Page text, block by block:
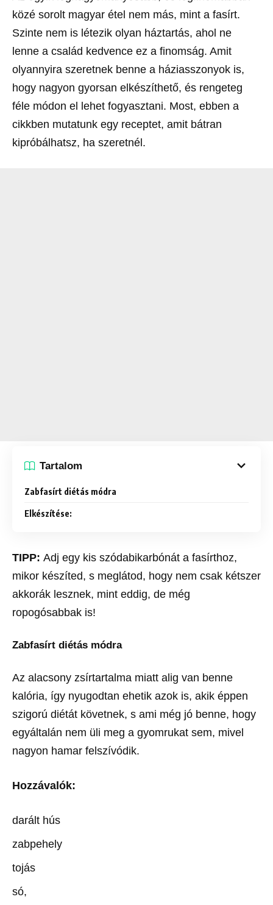
közé sorolt magyar étel nem más, mint a fasírt.
Szinte nem is létezik olyan háztartás, ahol ne
lenne a család kedvence ez a finomság. Amit
olyannyira szeretnek benne a háziasszonyok is,
hogy nagyon gyorsan elkészíthető, és rengeteg
féle módon el lehet fogyasztani. Most, ebben a
cikkben mutatunk egy receptet, amit bátran
kipróbálhatsz, ha szeretnél.
Tartalom
Zabfasírt diétás módra
Elkészítése:
TIPP: Adj egy kis szódabikarbónát a fasírthoz,
mikor készíted, s meglátod, hogy nem csak kétszer
akkorák lesznek, mint eddig, de még
ropogósabbak is!
Zabfasírt diétás módra
Az alacsony zsírtartalma miatt alig van benne
kalória, így nyugodtan ehetik azok is, akik éppen
szigorú diétát követnek, s ami még jó benne, hogy
egyáltalán nem üli meg a gyomrukat sem, mivel
nagyon hamar felszívódik.
Hozzávalók:
darált hús
zabpehely
tojás
só,